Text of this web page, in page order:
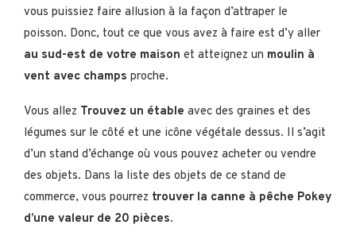
vous puissiez faire allusion à la façon d’attraper le
poisson. Donc, tout ce que vous avez à faire est d’y aller
au sud-est de votre maison et atteignez un moulin à
vent avec champs proche.
Vous allez Trouvez un étable avec des graines et des
légumes sur le côté et une icône végétale dessus. Il s’agit
d’un stand d’échange où vous pouvez acheter ou vendre
des objets. Dans la liste des objets de ce stand de
commerce, vous pourrez trouver la canne à pêche Pokey
d’une valeur de 20 pièces.